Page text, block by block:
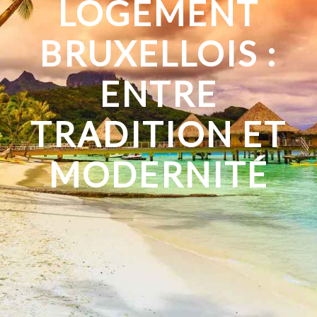
LOGEMENT
BRUXELLOIS :
ENTRE
TRADITION ET
MODERNITÉ